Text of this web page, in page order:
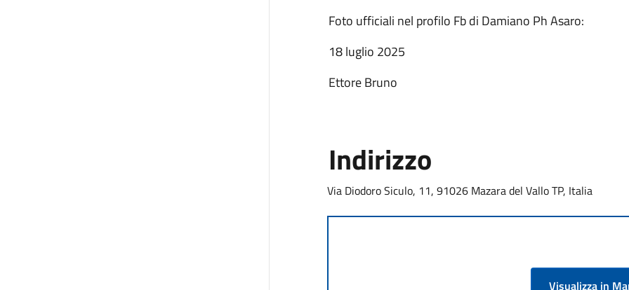
Foto ufficiali nel profilo Fb di Damiano Ph Asaro:
18 luglio 2025
Ettore Bruno
Indirizzo
Via Diodoro Siculo, 11, 91026 Mazara del Vallo TP, Italia
Visualizza in